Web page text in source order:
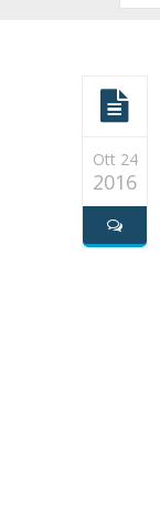
Ott 24
2016